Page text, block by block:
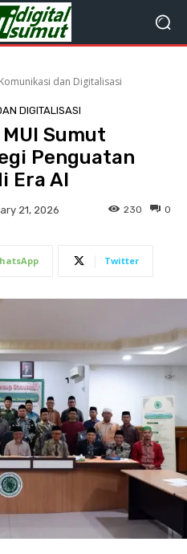
dan Digitalisasi
DIGITALISASI
Sumut
Penguatan
Era AI
21, 2026 0
230
Twitter